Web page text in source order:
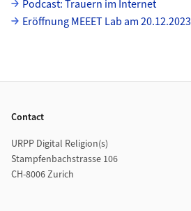
Podcast: Trauern im Internet
Eröffnung MEEET Lab am 20.12.2023
Contact
URPP Digital Religion(s)
Stampfenbachstrasse 106
CH-8006 Zurich